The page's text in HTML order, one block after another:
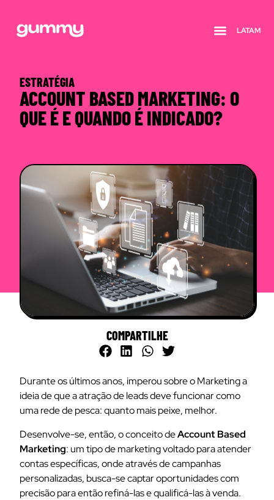
LATAM
ESTRATÉGIA
ACCOUNT BASED MARKETING: O
QUE É E QUANDO É INDICADO?
COMPARTILHE
Durante os últimos anos, imperou sobre o Marketing a
ideia de que a atração de leads deve funcionar como
uma rede de pesca: quanto mais peixe, melhor.
Desenvolve-se, então, o conceito deAccount Based
Marketing: um tipo de marketing voltado para atender
contas específicas, onde através de campanhas
personalizadas, busca-se captar oportunidades com
precisão para então refiná-las e qualificá-las à venda.